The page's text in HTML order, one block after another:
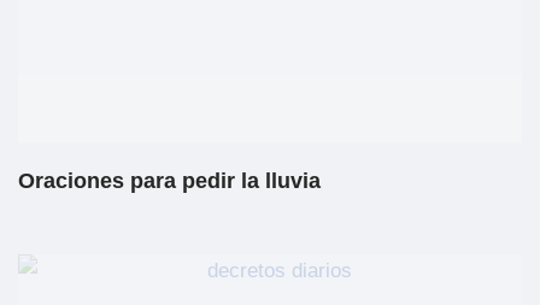
Oraciones para pedir la lluvia